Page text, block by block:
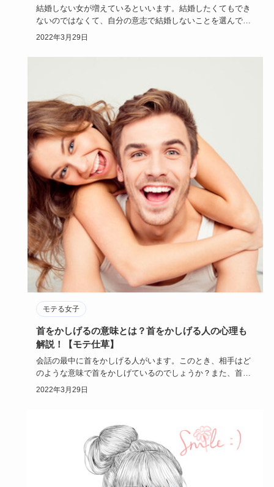
結婚しない女が増えているといいます。結婚したくてもでき
ないのではなくて、自分の意志で結婚しないことを選んでい
る女性はいった…
2022年3月29日
モテる女子
首をかしげるの意味とは？首をかしげる人の心理も
解説！【モテ仕草】
会話の最中に首をかしげる人がいます。このとき、相手はど
のような意味で首をかしげているのでしょうか？また、首を
かしげる仕草は…
2022年3月29日